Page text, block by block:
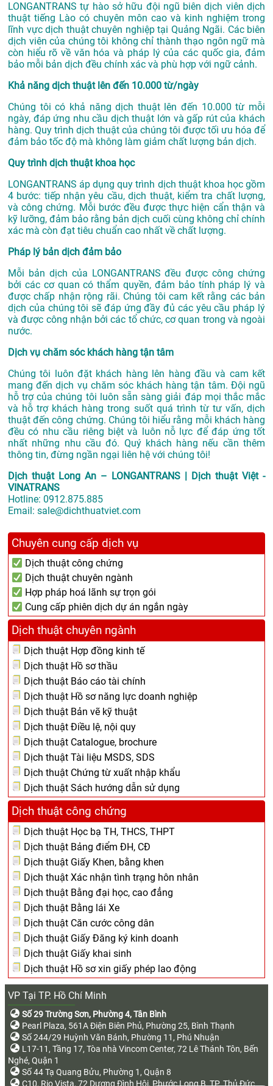
LONGANTRANS tự hào sở hữu đội ngũ biên dịch viên dịch
thuật tiếng Lào có chuyên môn cao và kinh nghiệm trong
lĩnh vực dịch thuật chuyên nghiệp tại Quảng Ngãi. Các biên
dịch viên của chúng tôi không chỉ thành thạo ngôn ngữ mà
còn hiểu rõ về văn hóa và pháp lý của các quốc gia, đảm
bảo mỗi bản dịch đều chính xác và phù hợp với ngữ cảnh.
Khả năng dịch thuật lên đến 10.000 từ/ngày
Chúng tôi có khả năng dịch thuật lên đến 10.000 từ mỗi
ngày, đáp ứng nhu cầu dịch thuật lớn và gấp rút của khách
hàng. Quy trình dịch thuật của chúng tôi được tối ưu hóa để
đảm bảo tốc độ mà không làm giảm chất lượng bản dịch.
Quy trình dịch thuật khoa học
LONGANTRANS áp dụng quy trình dịch thuật khoa học gồm
4 bước: tiếp nhận yêu cầu, dịch thuật, kiểm tra chất lượng,
và công chứng. Mỗi bước đều được thực hiện cẩn thận và
kỹ lưỡng, đảm bảo rằng bản dịch cuối cùng không chỉ chính
xác mà còn đạt tiêu chuẩn cao nhất về chất lượng.
Pháp lý bản dịch đảm bảo
Mỗi bản dịch của LONGANTRANS đều được công chứng
bởi các cơ quan có thẩm quyền, đảm bảo tính pháp lý và
được chấp nhận rộng rãi. Chúng tôi cam kết rằng các bản
dịch của chúng tôi sẽ đáp ứng đầy đủ các yêu cầu pháp lý
và được công nhận bởi các tổ chức, cơ quan trong và ngoài
nước.
Dịch vụ chăm sóc khách hàng tận tâm
Chúng tôi luôn đặt khách hàng lên hàng đầu và cam kết
mang đến dịch vụ chăm sóc khách hàng tận tâm. Đội ngũ
hỗ trợ của chúng tôi luôn sẵn sàng giải đáp mọi thắc mắc
và hỗ trợ khách hàng trong suốt quá trình từ tư vấn, dịch
thuật đến công chứng. Chúng tôi hiểu rằng mỗi khách hàng
đều có nhu cầu riêng biệt và luôn nỗ lực để đáp ứng tốt
nhất những nhu cầu đó. Quý khách hàng nếu cần thêm
thông tin, đừng ngần ngại liên hệ với chúng tôi!
Dịch thuật Long An – LONGANTRANS | Dịch thuật Việt -
VINATRANS
Hotline: 0912.875.885
Email: sale@dichthuatviet.com
Chuyên cung cấp dịch vụ
Dịch thuật công chứng
Dịch thuật chuyên ngành
Hợp pháp hoá lãnh sự trọn gói
Cung cấp phiên dịch dự án ngắn ngày
Dịch thuật chuyên ngành
Dịch thuật Hợp đồng kinh tế
Dịch thuật Hồ sơ thầu
Dịch thuật Báo cáo tài chính
Dịch thuật Hồ sơ năng lực doanh nghiệp
Dịch thuật Bản vẽ kỹ thuật
Dịch thuật Điều lệ, nội quy
Dịch thuật Catalogue, brochure
Dịch thuật Tài liệu MSDS, SDS
Dịch thuật Chứng từ xuất nhập khẩu
Dịch thuật Sách hướng dẫn sử dụng
Dịch thuật công chứng
Dịch thuật Học bạ TH, THCS, THPT
Dịch thuật Bảng điểm ĐH, CĐ
Dịch thuật Giấy Khen, bằng khen
Dịch thuật Xác nhận tình trạng hôn nhân
Dịch thuật Bằng đại học, cao đẳng
Dịch thuật Bằng lái Xe
Dịch thuật Căn cước công dân
Dịch thuật Giấy Đăng ký kinh doanh
Dịch thuật Giấy khai sinh
Dịch thuật Hồ sơ xin giấy phép lao động
VP Tại TP. Hồ Chí Minh
Số 29 Trường Sơn, Phường 4, Tân Bình
Pearl Plaza, 561A Điện Biên Phủ, Phường 25, Bình Thạnh
Số 244/29 Huỳnh Văn Bánh, Phường 11, Phú Nhuận
L17-11, Tầng 17, Tòa nhà Vincom Center, 72 Lê Thánh Tôn, Bến
Nghé, Quận 1
Số 44 Tạ Quang Bửu, Phường 1, Quận 8
C10, Rio Vista, 72 Dương Đình Hội, Phước Long B, TP. Thủ Đức